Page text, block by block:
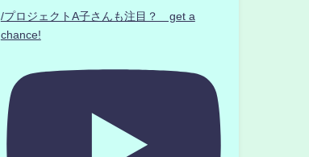
/プロジェクトA子さんも注目？ get a
chance!